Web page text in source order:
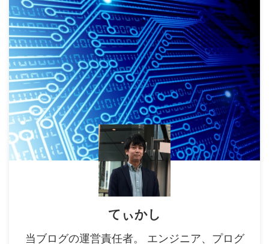
てぃかし
当ブログの運営責任者。 エンジニア、プログ